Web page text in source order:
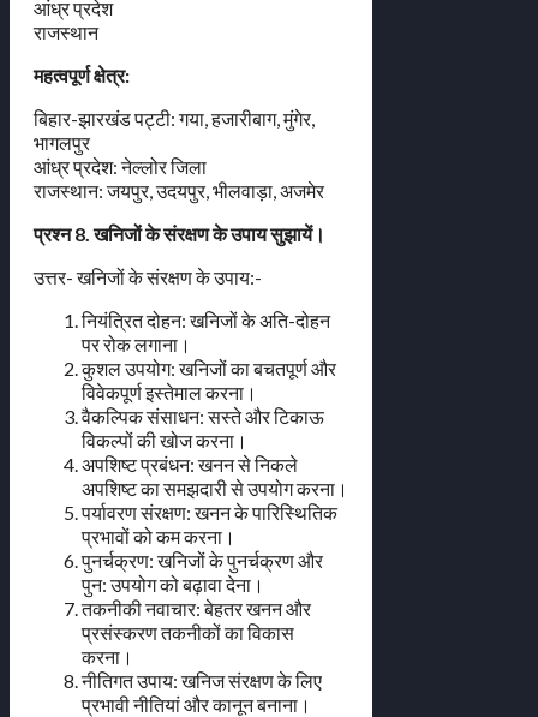
आंध्र प्रदेश
राजस्थान
महत्वपूर्ण क्षेत्र:
बिहार-झारखंड पट्टी: गया, हजारीबाग, मुंगेर,
भागलपुर
आंध्र प्रदेश: नेल्लोर जिला
राजस्थान: जयपुर, उदयपुर, भीलवाड़ा, अजमेर
प्रश्न 8. खनिजों के संरक्षण के उपाय सुझायें।
उत्तर- खनिजों के संरक्षण के उपाय:-
नियंत्रित दोहन: खनिजों के अति-दोहन
पर रोक लगाना।
कुशल उपयोग: खनिजों का बचतपूर्ण और
विवेकपूर्ण इस्तेमाल करना।
वैकल्पिक संसाधन: सस्ते और टिकाऊ
विकल्पों की खोज करना।
अपशिष्ट प्रबंधन: खनन से निकले
अपशिष्ट का समझदारी से उपयोग करना।
पर्यावरण संरक्षण: खनन के पारिस्थितिक
प्रभावों को कम करना।
पुनर्चक्रण: खनिजों के पुनर्चक्रण और
पुन: उपयोग को बढ़ावा देना।
तकनीकी नवाचार: बेहतर खनन और
प्रसंस्करण तकनीकों का विकास
करना।
नीतिगत उपाय: खनिज संरक्षण के लिए
प्रभावी नीतियां और कानून बनाना।